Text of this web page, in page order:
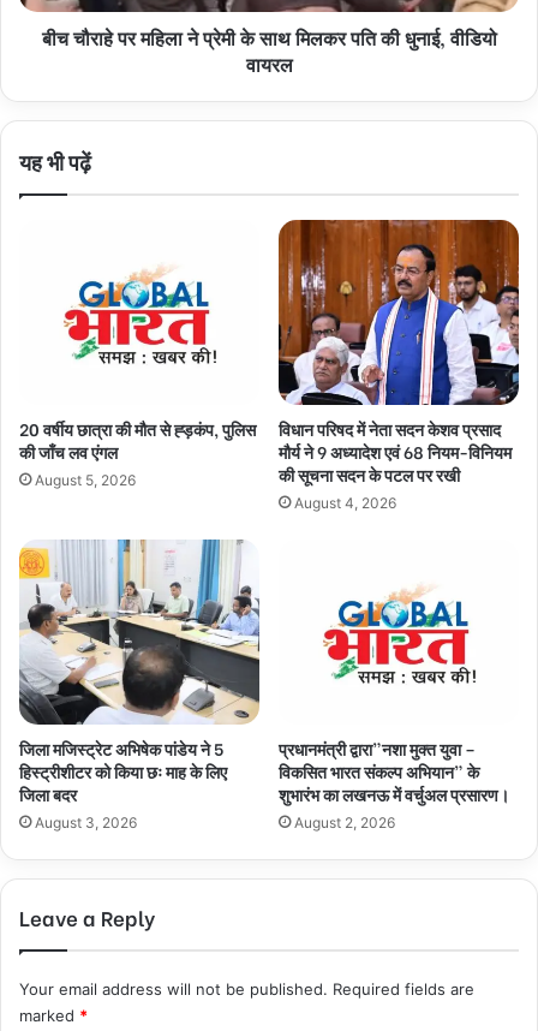
मिलकर
बीच चौराहे पर महिला ने प्रेमी के साथ मिलकर पति की धुनाई, वीडियो
वायरल
यह भी पढ़ें
20 वर्षीय छात्रा की मौत से ह्ड़कंप, पुलिस
की जाँच लव एंगल
August 5, 2026
विधान परिषद में नेता सदन केशव प्रसाद
मौर्य ने 9 अध्यादेश एवं 68 नियम-विनियम
की सूचना सदन के पटल पर रखी
August 4, 2026
जिला मजिस्ट्रेट अभिषेक पांडेय ने 5
हिस्ट्रीशीटर को किया छः माह के लिए
जिला बदर
August 3, 2026
प्रधानमंत्री द्वारा”नशा मुक्त युवा –
विकसित भारत संकल्प अभियान” के
शुभारंभ का लखनऊ में वर्चुअल प्रसारण।
August 2, 2026
Leave a Reply
Your email address will not be published. Required fields are
marked *